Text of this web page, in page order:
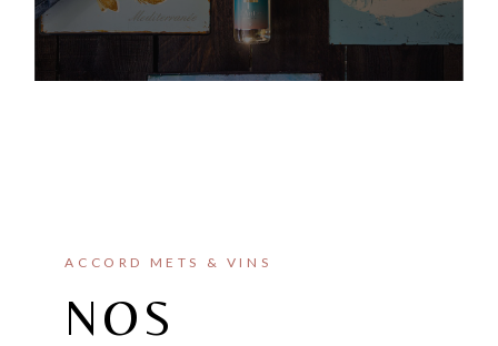
ACCORD METS & VINS
NOS